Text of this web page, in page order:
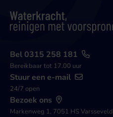
Bel 0315 258 181
Bereikbaar tot 17.00 uur
Stuur een e-mail
24/7 open
Bezoek ons
Markenweg 1, 7051 HS Varsseveld